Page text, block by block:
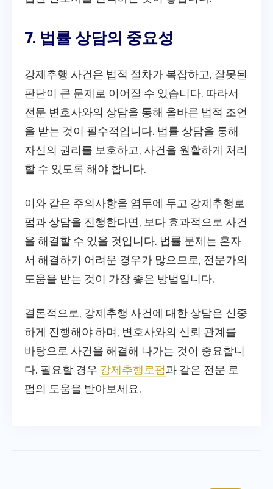
7. 법률 상담의 중요성
강제추행 사건은 법적 절차가 복잡하고, 잘못된
판단이 큰 문제로 이어질 수 있습니다. 따라서
전문 변호사와의 상담을 통해 올바른 법적 조언
을 받는 것이 필수적입니다. 법률 상담을 통해
자신의 권리를 보호하고, 사건을 원활하게 처리
할 수 있도록 해야 합니다.
이와 같은 주의사항을 염두에 두고 강제추행로
펌과 상담을 진행한다면, 보다 효과적으로 사건
을 해결할 수 있을 것입니다. 법률 문제는 혼자
서 해결하기 어려운 경우가 많으므로, 전문가의
도움을 받는 것이 가장 좋은 방법입니다.
결론적으로, 강제추행 사건에 대한 상담은 신중
하게 진행해야 하며, 변호사와의 신뢰 관계를
바탕으로 사건을 해결해 나가는 것이 중요합니
다. 필요할 경우 강제추행로펌과 같은 전문 로
펌의 도움을 받아보세요.